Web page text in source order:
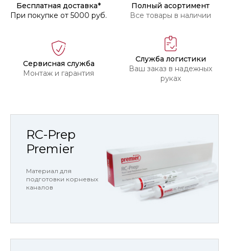
Бесплатная доставка*
При покупке от 5000 руб.
Полный асортимент
Все товары в наличии
Сервисная служба
Монтаж и гарантия
Служба логистики
Ваш заказ в надежных
руках
RC-Prep
Premier
Материал для
подготовки корневых
каналов